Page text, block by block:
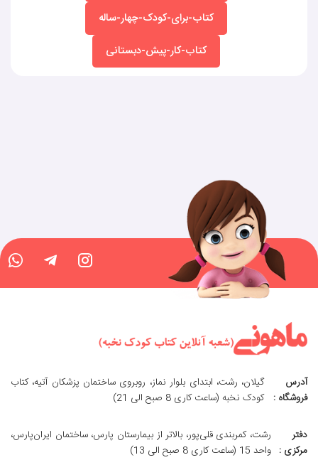
کتاب-برای-کودک-چهار-ساله
کتاب-کار-پیش-دبستانی
آدرس
فروشگاه :
گیلان، رشت، ابتدای بلوار نماز، روبروی ساختمان پزشکان آتیه، کتاب
کودک نخبه (ساعت کاری 8 صبح الی 21)
دفتر
مرکزی :
رشت، کمربندی قلی‌پور، بالاتر از بیمارستان پارس، ساختمان ایران‌پارس،
واحد 15 (ساعت کاری 8 صبح الی 13)